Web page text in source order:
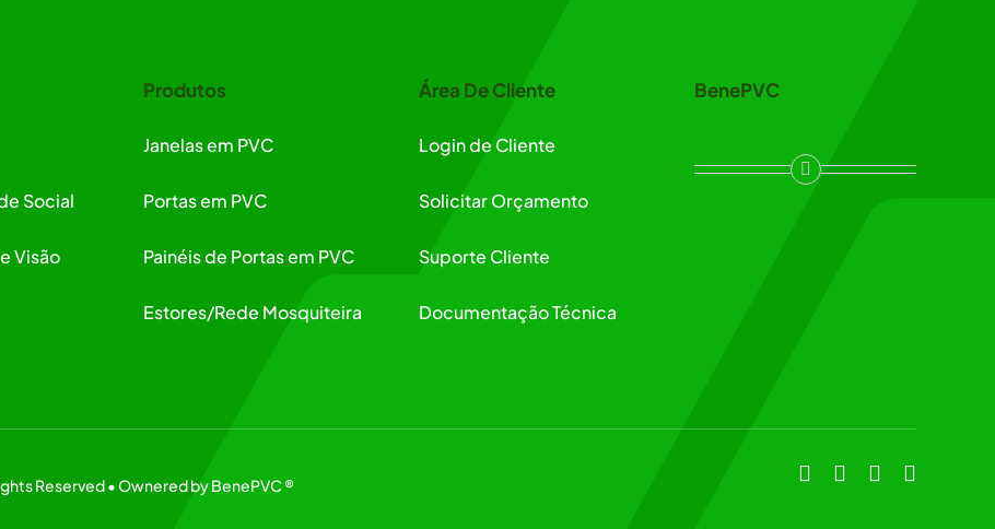
Social
Visão
Produtos
Janelas em PVC
Portas em PVC
Painéis de Portas em PVC
Estores/Rede Mosquiteira
Área De Cliente
Login de Cliente
Solicitar Orçamento
Suporte Cliente
Documentação Técnica
BenePVC
Reserved • Ownered byBenePVC ®️